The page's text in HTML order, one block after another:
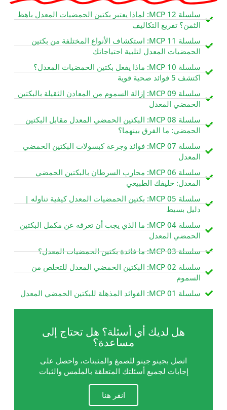
سلسلة MCP 12: لماذا يعتبر بكتين الحمضيات المعدل باهظ
الثمن؟ تفريغ التكاليف
سلسلة MCP 11: استكشاف الأنواع المختلفة من بكتين
الحمضيات المعدل لتلبية احتياجاتك
سلسلة MCP 10: ماذا يفعل بكتين الحمضيات المعدل؟
اكتشف 5 فوائد صحية قوية
سلسلة MCP 09: إزالة السموم من المعادن الثقيلة بالبكتين
الحمضي المعدل
سلسلة MCP 08: البكتين الحمضي المعدل مقابل البكتين
الحمضي: ما الفرق بينهما؟
سلسلة MCP 07: فوائد وجرعة كبسولات البكتين الحمضي
المعدل
سلسلة MCP 06: محارب السرطان بالبكتين الحمضي
المعدل: حليفك الطبيعي
سلسلة MCP 05: بكتين الحمضيات المعدل كيفية تناوله |
دليل بسيط
سلسلة MCP 04: ما الذي يجب أن تعرفه عن مكمل البكتين
الحمضي المعدل
سلسلة MCP 03: ما فائدة بكتين الحمضيات المعدل؟
سلسلة MCP 02: البكتين الحمضي المعدل للتخلص من
السموم
سلسلة MCP 01: الفوائد المذهلة للبكتين الحمضي المعدل
هل لديك أي أسئلة؟ هل تحتاج إلى
مساعدة؟
اتصل بجينو جينو للصمغ والمثبتات، واحصل على
إجابات لجميع أسئلتك المتعلقة بالملمس والثبات
انقر هنا